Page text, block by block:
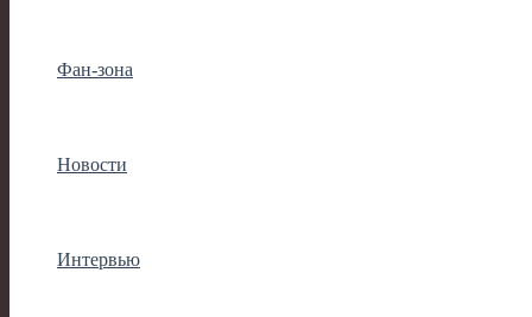
Фан-зона
Новости
Интервью